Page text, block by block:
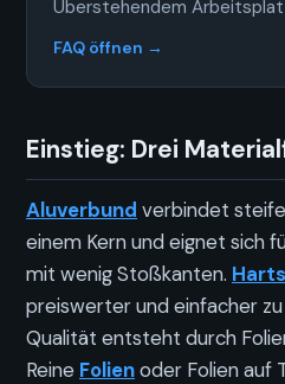
Überstehendem
FAQ öffnen →
Einstieg: Drei
Aluverbund verbindet
einem Kern und eignet sich
mit wenig Stoßkanten.
preiswerter und einfacher
Qualität entsteht durch
Reine Folienoder Folien auf